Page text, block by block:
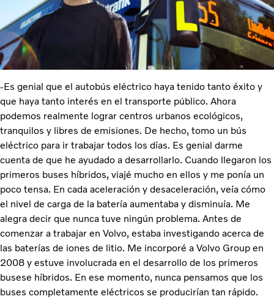
-Es genial que el autobús eléctrico haya tenido tanto éxito y
que haya tanto interés en el transporte público. Ahora
podemos realmente lograr centros urbanos ecológicos,
tranquilos y libres de emisiones. De hecho, tomo un bús
eléctrico para ir trabajar todos los días. Es genial darme
cuenta de que he ayudado a desarrollarlo. Cuando llegaron los
primeros buses híbridos, viajé mucho en ellos y me ponía un
poco tensa. En cada aceleración y desaceleración, veía cómo
el nivel de carga de la batería aumentaba y disminuía. Me
alegra decir que nunca tuve ningún problema. Antes de
comenzar a trabajar en Volvo, estaba investigando acerca de
las baterías de iones de litio. Me incorporé a Volvo Group en
2008 y estuve involucrada en el desarrollo de los primeros
busese híbridos. En ese momento, nunca pensamos que los
buses completamente eléctricos se producirían tan rápido.